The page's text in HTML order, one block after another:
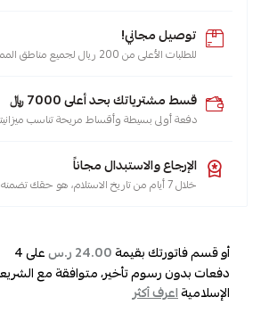
توصيل مجاني!
للطلبات الأعلى من 200 ريال لجميع مناطق المملكة
قسط مشترياتك بحد أعلى 7000 ﷼
دفعة أولى بسيطة وأقساط مريحة تناسب
الإرجاع والاستبدال مجاناً
خلال 7 أيام من تاريخ الاستلام، هو حقك تضمنه، حسب سياسة الاسترجاع
أو قسم فاتورتك بقيمة24.00 ر.س على4
دفعات بدون رسوم تأخير، متوافقة مع
الإسلاميةاعرف أكثر